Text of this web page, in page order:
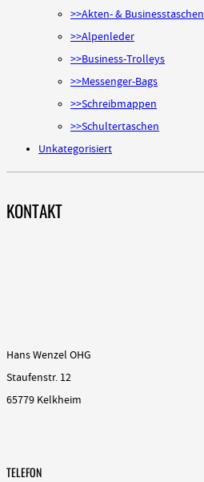
>>Akten- & Businesstaschen
>>Alpenleder
>>Business-Trolleys
>>Messenger-Bags
>>Schreibmappen
>>Schultertaschen
Unkategorisiert
KONTAKT
Hans Wenzel OHG
Staufenstr. 12
65779 Kelkheim
TELEFON